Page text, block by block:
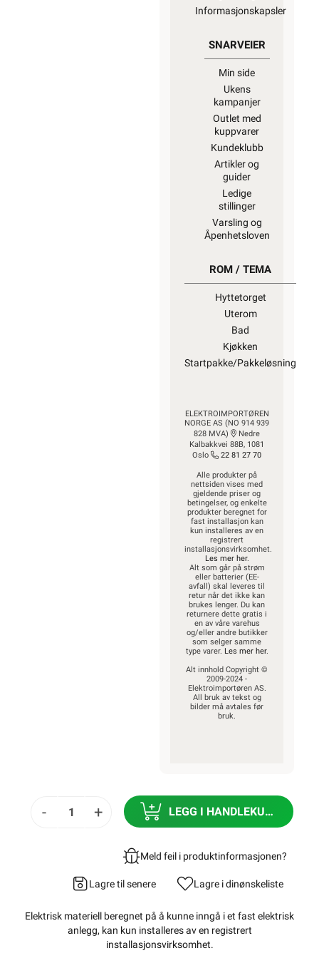
Informasjonskapsler
SNARVEIER
Min side
Ukens
kampanjer
Outlet med
kuppvarer
Kundeklubb
Artikler og
guider
Ledige
stillinger
Varsling og
Åpenhetsloven
ROM / TEMA
Hyttetorget
Uterom
Bad
Kjøkken
Startpakke/Pakkeløsning
ELEKTROIMPORTØREN
NORGE AS (NO 914 939
828 MVA)
Nedre
Kalbakkvei 88B, 1081
Oslo
22 81 27 70
Alle produkter på
nettsiden vises med
gjeldende priser og
betingelser, og enkelte
produkter beregnet for
fast installasjon kan
kun installeres av en
registrert
installasjonsvirksomhet.
Les mer her.
Alt som går på strøm
eller batterier (EE-
avfall) skal leveres til
retur når det ikke kan
brukes lenger. Du kan
returnere dette gratis i
en av våre varehus
og/eller andre butikker
som selger samme
type varer. Les mer her.
Alt innhold Copyright ©
2009-2024 -
Elektroimportøren AS.
All bruk av tekst og
bilder må avtales før
bruk.
- + LEGG I HANDLEKURV
Meld feil i produktinformasjonen?
Lagre til senere Lagre i dinønskeliste
Elektrisk materiell beregnet på å kunne inngå i et fast elektrisk
anlegg, kan kun installeres av en registrert
installasjonsvirksomhet.